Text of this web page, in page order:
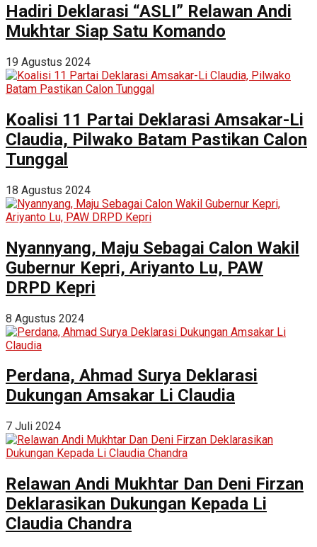
Hadiri Deklarasi “ASLI” Relawan Andi
Mukhtar Siap Satu Komando
19 Agustus 2024
Koalisi 11 Partai Deklarasi Amsakar-Li
Claudia, Pilwako Batam Pastikan Calon
Tunggal
18 Agustus 2024
Nyannyang, Maju Sebagai Calon Wakil
Gubernur Kepri, Ariyanto Lu, PAW
DRPD Kepri
8 Agustus 2024
Perdana, Ahmad Surya Deklarasi
Dukungan Amsakar Li Claudia
7 Juli 2024
Relawan Andi Mukhtar Dan Deni Firzan
Deklarasikan Dukungan Kepada Li
Claudia Chandra